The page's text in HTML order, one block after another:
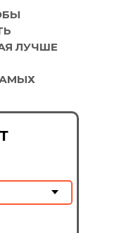
ЛУЧШЕ